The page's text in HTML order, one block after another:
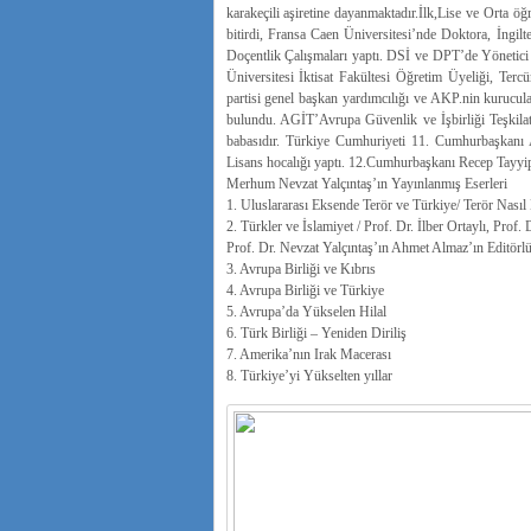
karakeçili aşiretine dayanmaktadır.İlk,Lise ve Orta
bitirdi, Fransa Caen Üniversitesi’nde Doktora,
Doçentlik Çalışmaları yaptı. DSİ ve DPT’de
Üniversitesi İktisat Fakültesi Öğretim Üyeliği,
partisi genel başkan yardımcılığı ve AKP.nin
bulundu. AGİT’Avrupa Güvenlik ve İşbirliği
babasıdır. Türkiye Cumhuriyeti 11.
Lisans hocalığı yaptı. 12.Cumhurbaşkanı Recep
Merhum Nevzat Yalçıntaş’ın Yayınlanmış Eserleri
1. Uluslararası Eksende Terör ve Türkiye/ Terör
2. Türkler ve İslamiyet / Prof. Dr. İlber Ortaylı, Prof.
Prof. Dr. Nevzat Yalçıntaş’ın Ahmet Almaz’ın
3. Avrupa Birliği ve Kıbrıs
4. Avrupa Birliği ve Türkiye
5. Avrupa’da Yükselen Hilal
6. Türk Birliği – Yeniden Diriliş
7. Amerika’nın Irak Macerası
8. Türkiye’yi Yükselten yıllar